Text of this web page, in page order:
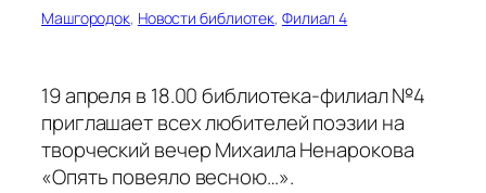
Машгородок, Новости библиотек, Филиал 4
19 апреля в 18.00 библиотека-филиал №4
приглашает всех любителей поэзии на
творческий вечер Михаила Ненарокова
«Опять повеяло весною…».